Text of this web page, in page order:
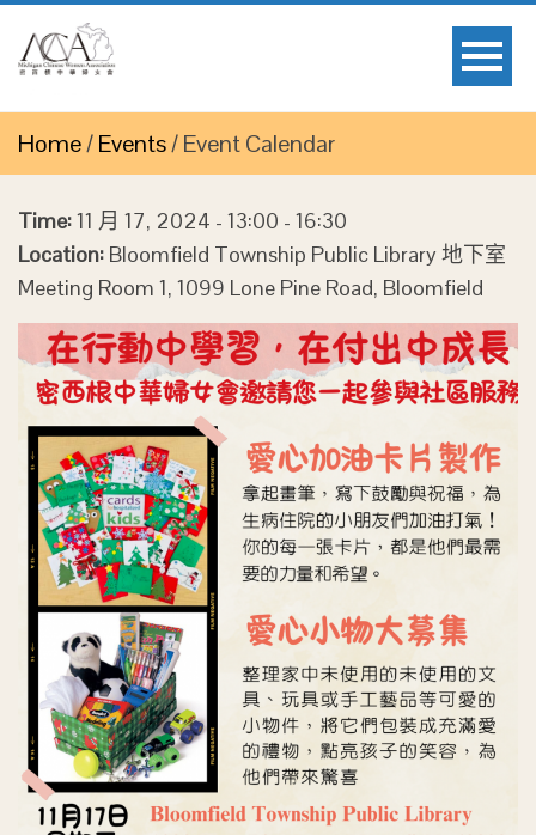
Home/Events/Event Calendar
Time:11 月 17, 2024 - 13:00 - 16:30
Location: Bloomfield Township Public Library 地下室
Meeting Room 1, 1099 Lone Pine Road, Bloomfield